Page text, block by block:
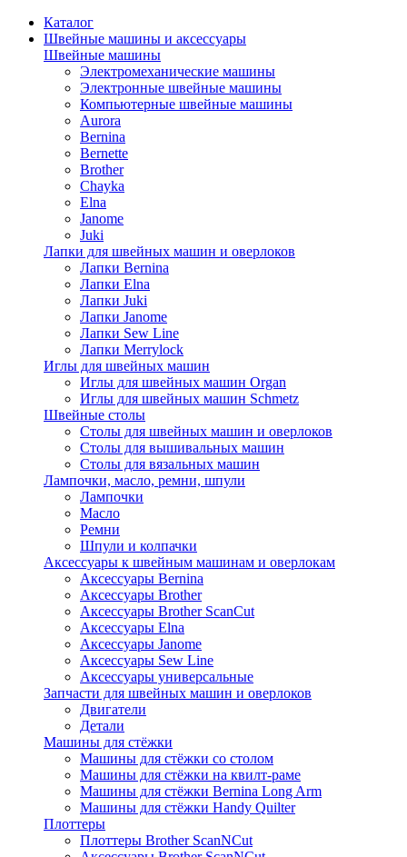
Каталог
Швейные машины и аксессуары
Швейные машины
Электромеханические машины
Электронные швейные машины
Компьютерные швейные машины
Aurora
Bernina
Bernette
Brother
Chayka
Elna
Janome
Juki
Лапки для швейных машин и оверлоков
Лапки Bernina
Лапки Elna
Лапки Juki
Лапки Janome
Лапки Sew Line
Лапки Merrylock
Иглы для швейных машин
Иглы для швейных машин Organ
Иглы для швейных машин Schmetz
Швейные столы
Столы для швейных машин и оверлоков
Столы для вышивальных машин
Столы для вязальных машин
Лампочки, масло, ремни, шпули
Лампочки
Масло
Ремни
Шпули и колпачки
Аксессуары к швейным машинам и оверлокам
Аксессуары Bernina
Аксессуары Brother
Аксессуары Brother ScanCut
Аксессуары Elna
Аксессуары Janome
Аксессуары Sew Line
Аксессуары универсальные
Запчасти для швейных машин и оверлоков
Двигатели
Детали
Машины для стёжки
Машины для стёжки со столом
Машины для стёжки на квилт-раме
Машины для стёжки Bernina Long Arm
Машины для стёжки Handy Quilter
Плоттеры
Плоттеры Brother ScanNCut